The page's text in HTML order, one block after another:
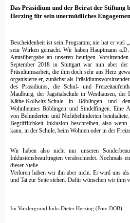
Das Präsidium und der Beirat der Stiftung
Herzing für sein unermüdliches
Bescheidenheit ist sein Programm; nie hat er viel
sein Wirken gemacht. Wir haben Hauptmann
Amtsübergabe an unseren heutigen
September 2018 in Stuttgart war nun aber der
Präsidiumsarbeit, die ihm doch sehr ans Herz
organisierte er, zunächst als
des Präsidiums, die Schul- und
Maulburg, der Jagsttalschule in Westhausen,
Käthe-Kollwitz-Schule in Böblingen und den
Wohnheimes Böblingen und Sindelfingen. Eine
von Behinderten und Nichtbehinderten
Begrifflichkeit Inklusion beschreiben, also
kann, in der Schule, beim Wohnen oder in der
Wir haben also nicht nur unseren
Inklusionsbeauftragten verabschiedet. Nochmals
dieser Stelle.
Verloren haben wir ihn aber nicht. Er wird uns
und Tat zur Seite stehen. Dafür wünschen wir ihm
Im Vordergrund links Dieter Herzing (Foto DOB)